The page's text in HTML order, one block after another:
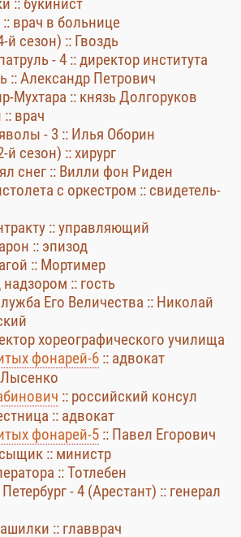
врач в больнице
сезон) :: Гвоздь
- 4 :: директор института
:: Александр Петрович
Мухтара :: князь Долгоруков
врач
- 3 :: Илья Оборин
сезон) :: хирург
снег :: Вилли фон Риден
с оркестром :: свидетель-
:: управляющий
:: эпизод
:: Мортимер
:: гость
Его Величества :: Николай
хореографического училища
фонарей-6 :: адвокат
Лысенко
:: российский консул
:: адвокат
фонарей-5 :: Павел Егорович
:: министр
:: Тотлебен
- 4 (Арестант) :: генерал
:: главврач